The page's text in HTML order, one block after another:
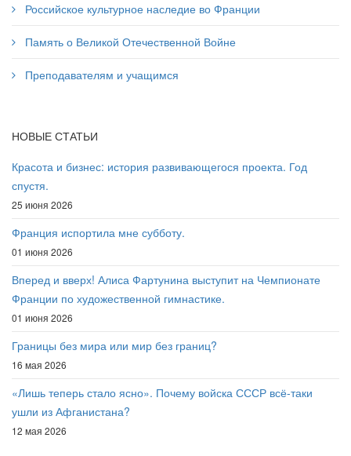
Российское культурное наследие во Франции
Память о Великой Отечественной Войне
Преподавателям и учащимся
НОВЫЕ СТАТЬИ
Красота и бизнес: история развивающегося проекта. Год
спустя.
25 июня 2026
Франция испортила мне субботу.
01 июня 2026
Вперед и вверх! Алиса Фартунина выступит на Чемпионате
Франции по художественной гимнастике.
01 июня 2026
Границы без мира или мир без границ?
16 мая 2026
«Лишь теперь стало ясно». Почему войска СССР всё-таки
ушли из Афганистана?
12 мая 2026